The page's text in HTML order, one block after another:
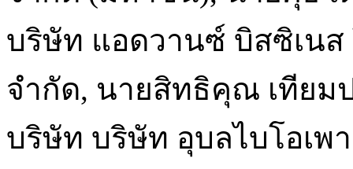
บริษัท แอดวานซ์ บิสซิเน
จำกัด, นายสิทธิคุณ เทียม
บริษัท บริษัท อุบลไบโอเพ